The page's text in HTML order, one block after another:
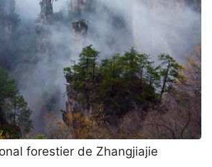
forestier de Zhangjiajie